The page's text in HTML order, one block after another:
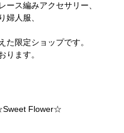
ース編みアクセサリー、
婦人服、
た限定ショップです。
ります。
Flower☆